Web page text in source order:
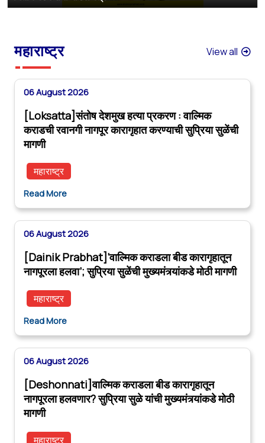
महाराष्ट्र View all
06 August 2026
[Loksatta]संतोष देशमुख हत्या प्रकरण : वाल्मिक
कराडची रवानगी नागपूर कारागृहात करण्याची सुप्रिया सुळेंची
मागणी
महाराष्ट्र
Read More
06 August 2026
[Dainik Prabhat]‘वाल्मिक कराडला बीड कारागृहातून
नागपूरला हलवा’; सुप्रिया सुळेंची मुख्यमंत्र्यांकडे मोठी मागणी
महाराष्ट्र
Read More
06 August 2026
[Deshonnati]वाल्मिक कराडला बीड कारागृहातून
नागपूरला हलवणार? सुप्रिया सुळे यांची मुख्यमंत्र्यांकडे मोठी
मागणी
महाराष्ट्र